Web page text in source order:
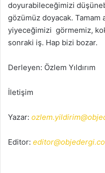
doyurabileceğimizi
gözümüz doyacak. Tamam
yiyeceğimizi görmemiz,
sonraki iş. Hap bizi bozar.
Derleyen: Özlem Yıldırım
İletişim
Yazar:
Editor: